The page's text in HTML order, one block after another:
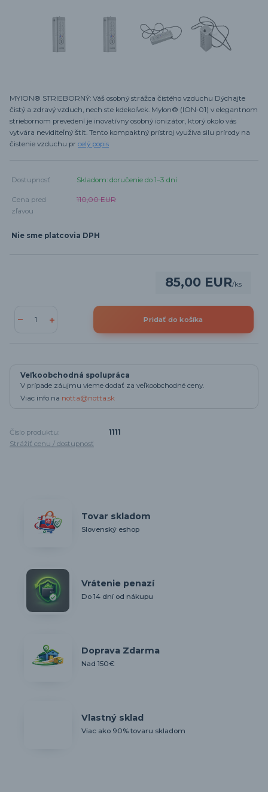
MYION® STRIEBORNÝ: Váš osobný strážca čistého vzduchu Dýchajte
čistý a zdravý vzduch, nech ste kdekoľvek. MyIon® (ION-01) v elegantnom
striebornom prevedení je inovatívny osobný ionizátor, ktorý okolo vás
vytvára neviditeľný štít. Tento kompaktný prístroj využíva silu prírody na
čistenie vzduchu pr celý popis
Dostupnosť Skladom: doručenie do 1–3 dní
Cena pred
zľavou
110,00 EUR
Nie sme platcovia DPH
85,00 EUR/ks
Pridať do košíka
Veľkoobchodná spolupráca
V prípade záujmu vieme dodať za veľkoobchodné ceny.
Viac info na notta@notta.sk
Číslo produktu:
1111
Strážiť cenu / dostupnosť
Tovar skladom
Slovenský eshop
Vrátenie penazí
Do 14 dní od nákupu
Doprava Zdarma
Nad 150€
Vlastný sklad
Viac ako 90% tovaru skladom